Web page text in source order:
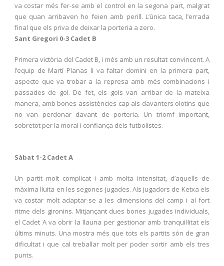
va costar més fer-se amb el control en la segona part, malgrat
que quan arribaven ho feien amb perill. L’única taca, l’errada
final que els priva de deixar la porteria a zero.
Sant Gregori 0-3 Cadet B
Primera victòria del Cadet B, i més amb un resultat convincent. A
l’equip de Martí Planas li va faltar domini en la primera part,
aspecte que va trobar a la represa amb més combinacions i
passades de gol. De fet, els gols van arribar de la mateixa
manera, amb bones assistències cap als davanters olotins que
no van perdonar davant de porteria. Un triomf important,
sobretot per la moral i confiança dels futbolistes.
Sàbat 1-2 Cadet A
Un partit molt complicat i amb molta intensitat, d’aquells de
màxima lluita en les segones jugades. Als jugadors de Ketxa els
va costar molt adaptar-se a les dimensions del camp i al fort
ritme dels gironins. Mitjançant dues bones jugades individuals,
el Cadet A va obrir la llauna per gestionar amb tranquil·litat els
últims minuts. Una mostra més que tots els partits són de gran
dificultat i que cal treballar molt per poder sortir amb els tres
punts.